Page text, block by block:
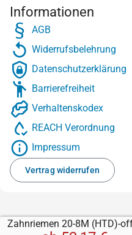
Informationen
AGB
Widerrufsbelehrung
Datenschutzerklärung
Barrierefreiheit
Verhaltenskodex
REACH Verordnung
Impressum
Vertrag widerrufen